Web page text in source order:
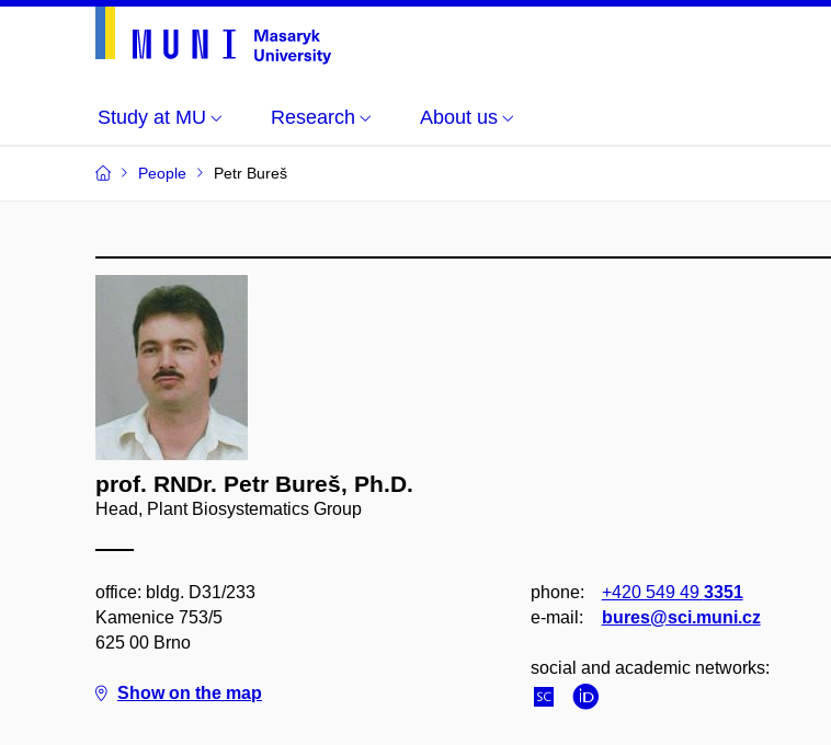
Study at MU Research About us
People Petr Bureš
prof. RNDr. Petr Bureš, Ph.D.
Head, Plant Biosystematics Group
office: bldg. D31/233
Kamenice 753/5
625 00 Brno
Show on the map
phone: +420 549 49 3351
e‑mail:
bures@sci.muni.cz
social and academic networks: